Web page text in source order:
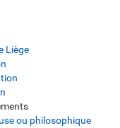
Liège
ou philosophique